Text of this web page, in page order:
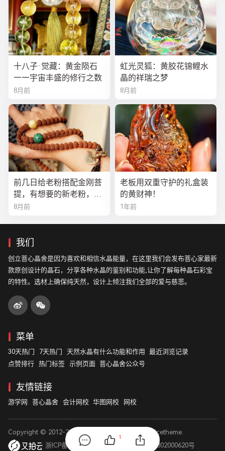
十八子·觉藏：黄金陨石
——宇宙丰盛的修行之数
8月前
虹光灵狐：黄胶花锦鲤水
晶的祥瑞之梦
8月前
前几日给老粉搭配金刚菩
提，有想要的新老粉，都
可以来排队
8月前
老板用双重守护的礼盒装
的黄财神！
1年前
1
我们
创立菩心晶舍是因为喜欢和相信水晶能量，在这里我们会发布菩心家最新
款原创设计的晶石，分享各种水晶的鉴别和功能,让你了解每种晶石彩宝
的特性。选材上确保纯天然，设计上倾注我们全部的爱与慈悲。
菜单
30天热门 7天热门 天然水晶有什么功能和作用
最近浏览记录
点赞排行 热门标签 示例页面 菩心晶舍公众号
友情链接
游学网 菩心晶舍 会计网校 华图网校 网校
Copyright © 2012-2026 nicetheme.
浙ICP备14003531号
浙公网安备 33011802000620号